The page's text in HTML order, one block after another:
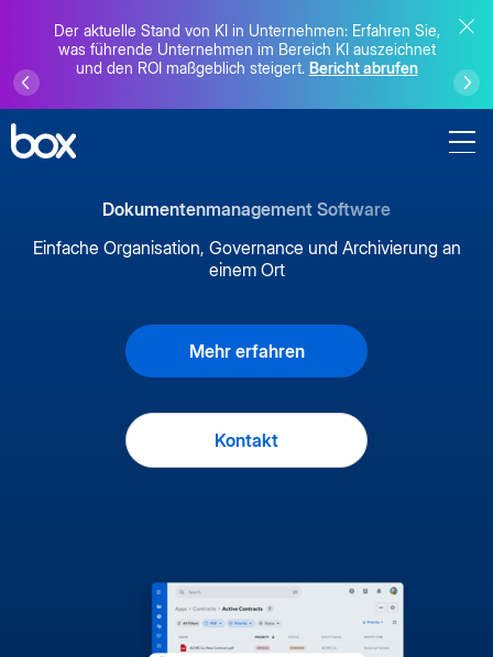
Der aktuelle Stand von KI in Unternehmen: Erfahren Sie,
was führende Unternehmen im Bereich KI auszeichnet
und den ROI maßgeblich steigert. Bericht abrufen
Dokumentenmanagement Software
Einfache Organisation, Governance und Archivierung an
einem Ort
Mehr erfahren
Kontakt